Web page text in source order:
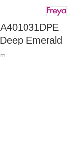
Emerald